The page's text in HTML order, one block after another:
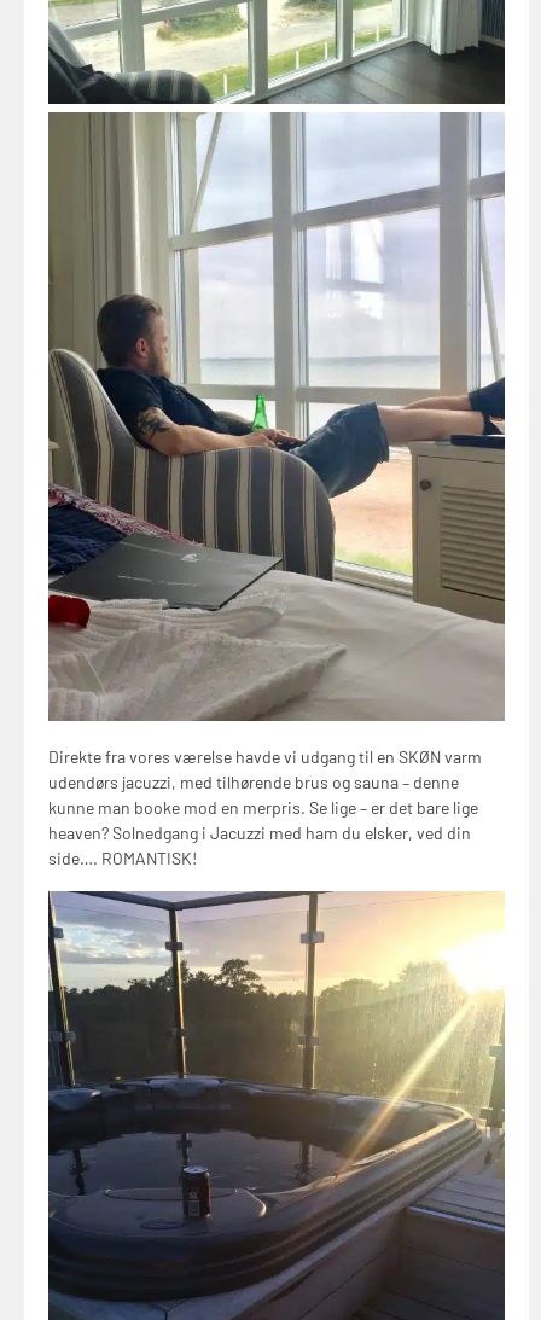
Direkte fra vores værelse havde vi udgang til en SKØN varm
udendørs jacuzzi, med tilhørende brus og sauna – denne
kunne man booke mod en merpris. Se lige – er det bare lige
heaven? Solnedgang i Jacuzzi med ham du elsker, ved din
side…. ROMANTISK!